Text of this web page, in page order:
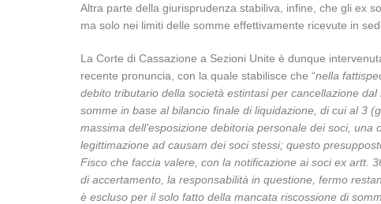
Altra parte della giurisprudenza stabiliva, infine, che gli ex
ma solo nei limiti delle somme effettivamente ricevute in
La Corte di Cassazione a Sezioni Unite è dunque
recente pronuncia, con la quale stabilisce che “nella
debito tributario della società estintasi per cancellazione
somme in base al bilancio finale di liquidazione, di cui al 3
massima dell’esposizione debitoria personale dei soci, una
legittimazione ad causam dei soci stessi; questo
Fisco che faccia valere, con la notificazione ai soci ex artt.
di accertamento, la responsabilità in questione, fermo
è escluso per il solo fatto della mancata riscossione di